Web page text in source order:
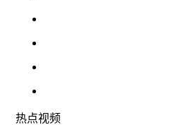
热点视频